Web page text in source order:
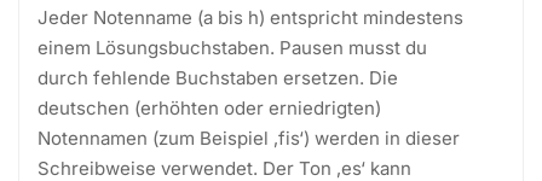
Jeder Notenname (a bis h) entspricht mindestens
einem Lösungsbuchstaben. Pausen musst du
durch fehlende Buchstaben ersetzen. Die
deutschen (erhöhten oder erniedrigten)
Notennamen (zum Beispiel ‚fis‘) werden in dieser
Schreibweise verwendet. Der Ton ‚es‘ kann